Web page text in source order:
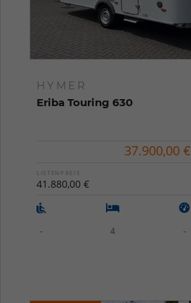
HYMER
Eriba Touring 630
37.900,00 €
LISTENPREIS
41.880,00 €
- 4 -